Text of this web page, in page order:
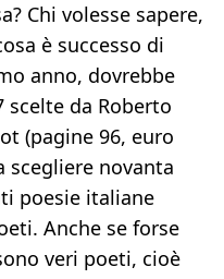
Chi volesse sapere,
è successo di
anno, dovrebbe
scelte da Roberto
(pagine 96, euro
scegliere novanta
poesie italiane
Anche se forse
veri poeti, cioè